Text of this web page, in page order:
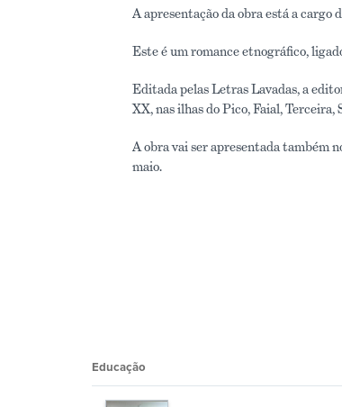
A apresentação da obra está a cargo
Este é um romance etnográfico,
Editada pelas Letras Lavadas, a
XX, nas ilhas do Pico, Faial, Terceira,
A obra vai ser apresentada também
maio.
Educação